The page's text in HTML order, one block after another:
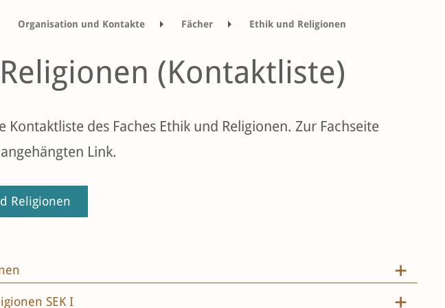
Organisation und Kontakte Fächer Ethik und Religionen
(Kontaktliste)
Kontaktliste des Faches Ethik und Religionen. Zur Fachseite
Link.
Religionen
SEK I